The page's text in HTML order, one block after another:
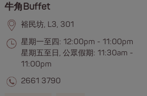
牛角Buffet
裕民坊, L3, 301
星期一至四: 12:00pm - 11:00pm
星期五至日, 公眾假期: 11:30am -
11:00pm
2661 3790